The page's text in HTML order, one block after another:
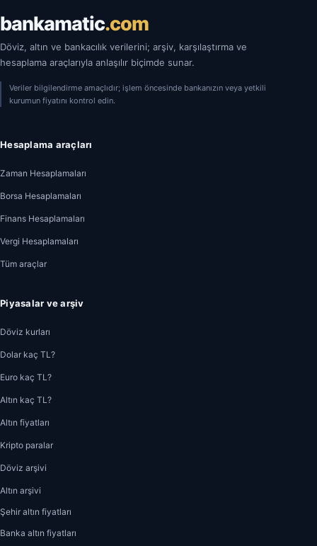
bankamatic.com
Döviz, altın ve bankacılık verilerini; arşiv, karşılaştırma ve
hesaplama araçlarıyla anlaşılır biçimde sunar.
Veriler bilgilendirme amaçlıdır; işlem öncesinde bankanızın veya yetkili
kurumun fiyatını kontrol edin.
Hesaplama araçları
Zaman Hesaplamaları
Borsa Hesaplamaları
Finans Hesaplamaları
Vergi Hesaplamaları
Tüm araçlar
Piyasalar ve arşiv
Döviz kurları
Dolar kaç TL?
Euro kaç TL?
Altın kaç TL?
Altın fiyatları
Kripto paralar
Döviz arşivi
Altın arşivi
Şehir altın fiyatları
Banka altın fiyatları